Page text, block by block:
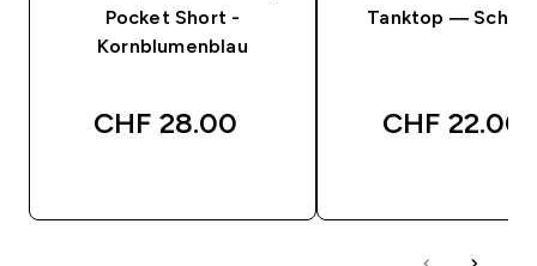
Pocket Short -
Kornblumenblau
CHF 28.00‎
Tanktop —
CHF 22.00‎